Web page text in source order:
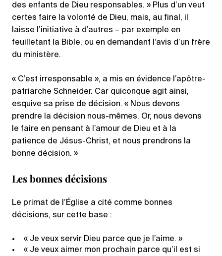
des enfants de Dieu responsables. » Plus d’un veut
certes faire la volonté de Dieu, mais, au final, il
laisse l’initiative à d’autres – par exemple en
feuilletant la Bible, ou en demandant l’avis d’un frère
du ministère.
« C’est irresponsable », a mis en évidence l’apôtre-
patriarche Schneider. Car quiconque agit ainsi,
esquive sa prise de décision. « Nous devons
prendre la décision nous-mêmes. Or, nous devons
le faire en pensant à l’amour de Dieu et à la
patience de Jésus-Christ, et nous prendrons la
bonne décision. »
Les bonnes décisions
Le primat de l’Église a cité comme bonnes
décisions, sur cette base :
« Je veux servir Dieu parce que je l’aime. »
« Je veux aimer mon prochain parce qu’il est si